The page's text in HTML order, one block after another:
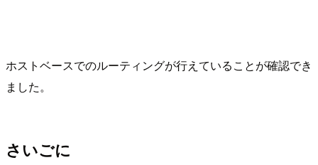
ホストベースでのルーティングが行えていることが確認でき
ました。
さいごに